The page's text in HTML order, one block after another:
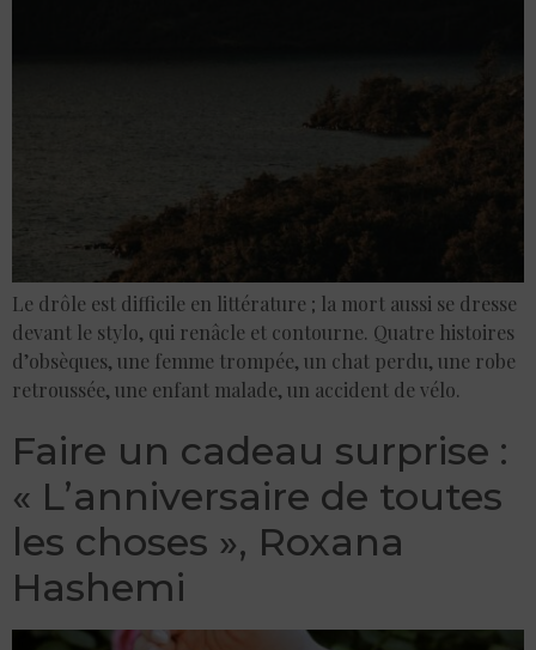
Le drôle est difficile en littérature ; la mort aussi se dresse
devant le stylo, qui renâcle et contourne. Quatre histoires
d’obsèques, une femme trompée, un chat perdu, une robe
retroussée, une enfant malade, un accident de vélo.
Faire un cadeau surprise :
« L’anniversaire de toutes
les choses », Roxana
Hashemi